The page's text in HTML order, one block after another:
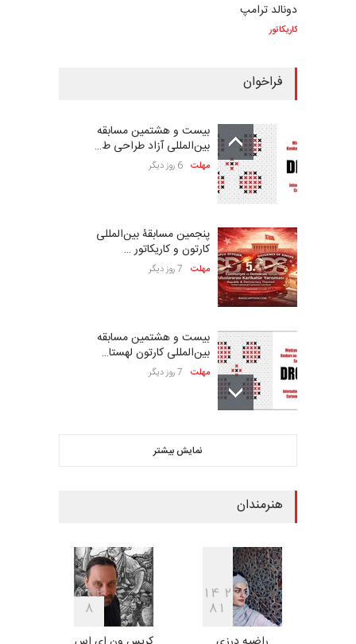
دونالد ترامپ
کاریکاتور
فراخوان
بیست و هشتمین مسابقه
بین‌المللی آزاد طراحی ط…
مهلت 6 روز دیگر
پنجمین مسابقۀ بین‌المللی
کارتون و کاریکاتور …
مهلت 7 روز دیگر
بیست و هشتمین مسابقه
بین‌المللی کارتون لهستا…
مهلت 7 روز دیگر
ششمین جشنواره بین‌المللی
کاریکاتور CIK Damad…
فراخوان مسابقۀ بین‌المللی
کارتون و تصویرگری،…
نمایش بیشتر
هنرمندان
1 4 2
81
542
8